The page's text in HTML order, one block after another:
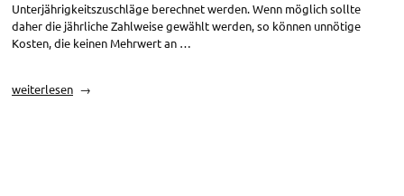
Unterjährigkeitszuschläge berechnet werden. Wenn möglich sollte
daher die jährliche Zahlweise gewählt werden, so können unnötige
Kosten, die keinen Mehrwert an …
„Versicherungsprämie
weiterlesen